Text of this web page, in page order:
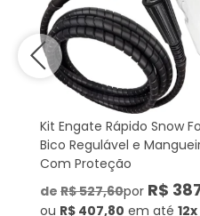
Kit Engate Rápido Snow
Bico Regulável e
Com Proteção
de R$ 527,60por R$
ou R$ 407,80 em até 12x